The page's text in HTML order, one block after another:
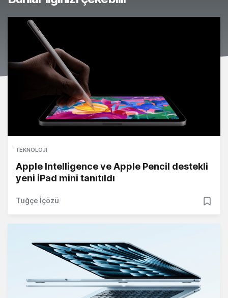
TEKNOLOJI
Apple Intelligence ve Apple Pencil destekli
yeni iPad mini tanıtıldı
Tuğçe İçözü